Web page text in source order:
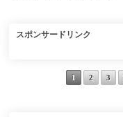
Slayer】Giyuu
yuukaku to help
スポンサードリンク
1 2 3